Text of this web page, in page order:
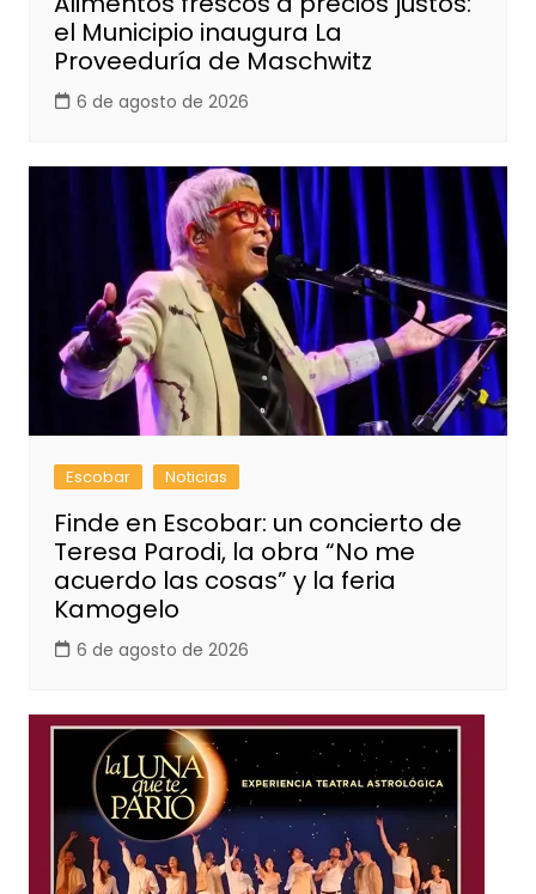
el Municipio inaugura La
Proveeduría de Maschwitz
6 de agosto de 2026
Escobar Noticias
Finde en Escobar: un concierto de
Teresa Parodi, la obra “No me
acuerdo las cosas” y la feria
Kamogelo
6 de agosto de 2026